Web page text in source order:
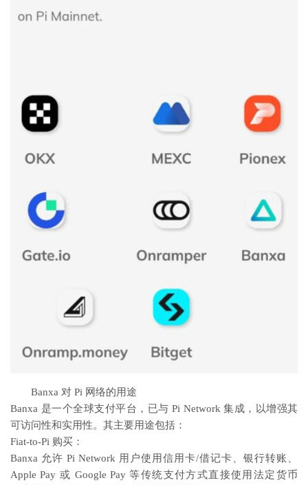
Banxa 对 Pi 网络的用途
Banxa 是一个全球支付平台，已与 Pi Network 集成，以增强其
可访问性和实用性。其主要用途包括：
Fiat-to-Pi 购买：
Banxa 允许 Pi Network 用户使用信用卡/借记卡、银行转账、
Apple Pay 或 Google Pay 等传统支付方式直接使用法定货币